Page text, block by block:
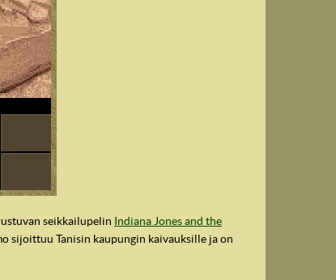
seikkailupelin Indiana Jones and the
sijoittuu Tanisin kaupungin kaivauksille ja on